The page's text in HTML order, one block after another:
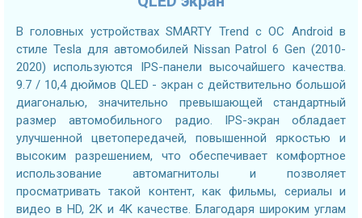
В головных устройствах SMARTY Trend с ОС Android в
стиле Tesla для автомобилей Nissan Patrol 6 Gen (2010-
2020) используются IPS-панели высочайшего качества.
9.7 / 10,4 дюймов QLED - экран с действительно большой
диагональю, значительно превышающей стандартный
размер автомобильного радио. IPS-экран обладает
улучшенной цветопередачей, повышенной яркостью и
высоким разрешением, что обеспечивает комфортное
использование автомагнитолы и позволяет
просматривать такой контент, как фильмы, сериалы и
видео в HD, 2K и 4K качестве. Благодаря широким углам